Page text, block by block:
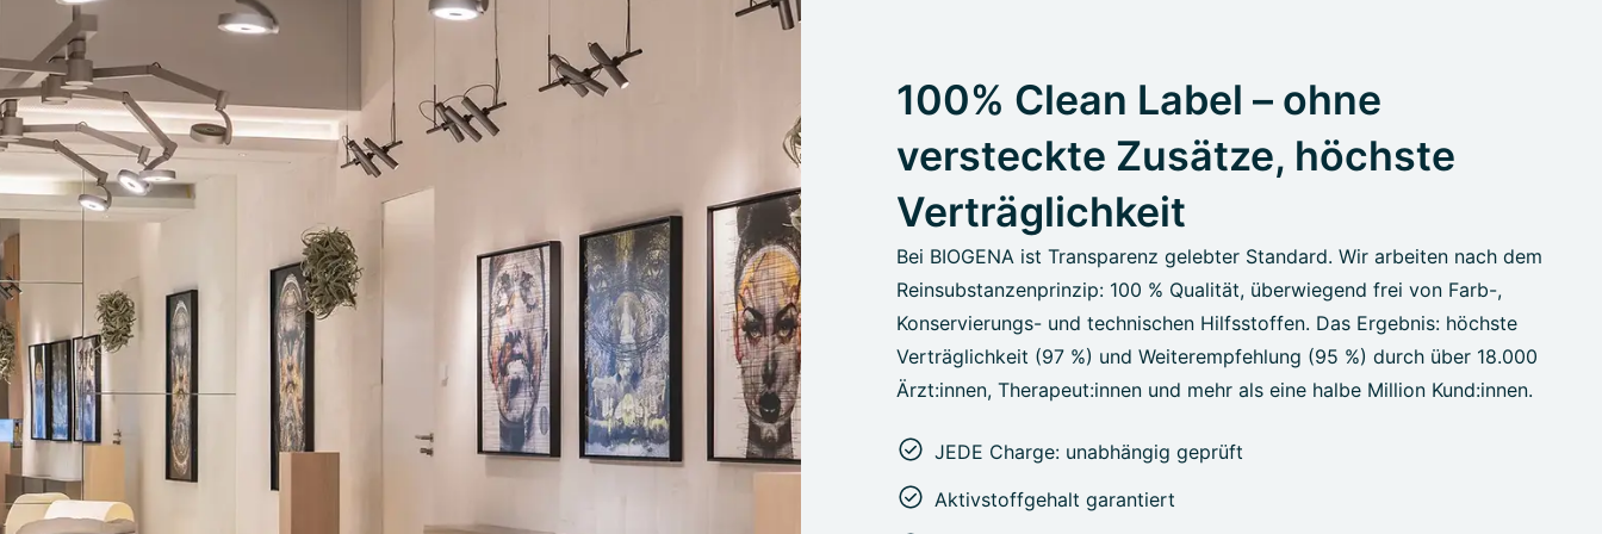
100% Clean Label – ohne
versteckte Zusätze, höchste
Verträglichkeit
Bei BIOGENA ist Transparenz gelebter Standard. Wir arbeiten nach dem
Reinsubstanzenprinzip: 100 % Qualität, überwiegend frei von Farb-,
Konservierungs- und technischen Hilfsstoffen. Das Ergebnis: höchste
Verträglichkeit (97 %) und Weiterempfehlung (95 %) durch über 18.000
Ärzt:innen, Therapeut:innen und mehr als eine halbe Million Kund:innen.
JEDE Charge: unabhängig geprüft
Aktivstoffgehalt garantiert